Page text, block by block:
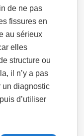
de ne pas
fissures en
au sérieux
elles
structure ou
il n’y a pas
un diagnostic
d’utiliser